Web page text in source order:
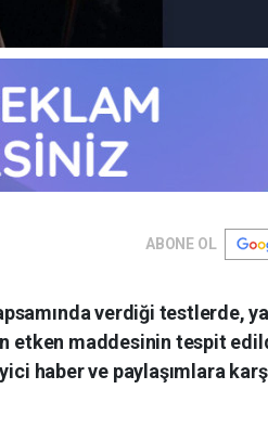
ABONE OL
verdiği testlerde,
etken maddesinin tespit
haber ve paylaşımlara